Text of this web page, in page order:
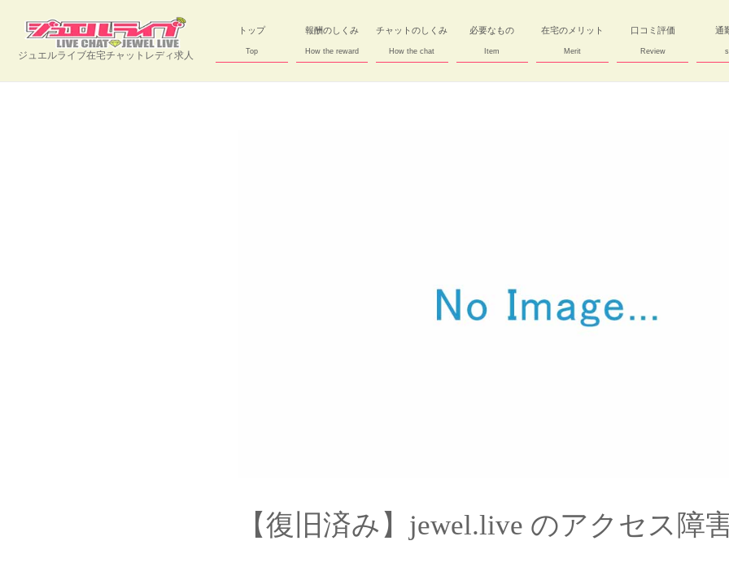
ジュエルライブ在宅チャットレディ求人
トップ
Top
報酬のしくみ
How the reward
チャットのしくみ
How the chat
必要なもの
Item
在宅のメリット
Merit
口コミ評価
Review
通
【復旧済み】jewel.live のアクセス障